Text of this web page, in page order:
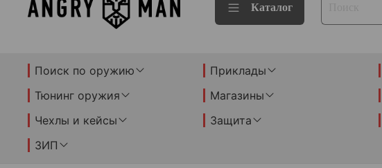
Каталог
Поиск по оружию Приклады
Тюнинг оружия
Магазины
Чехлы и кейсы
Защита
ЗИП